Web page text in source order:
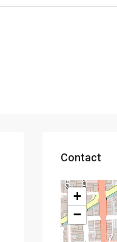
Contact
+
−